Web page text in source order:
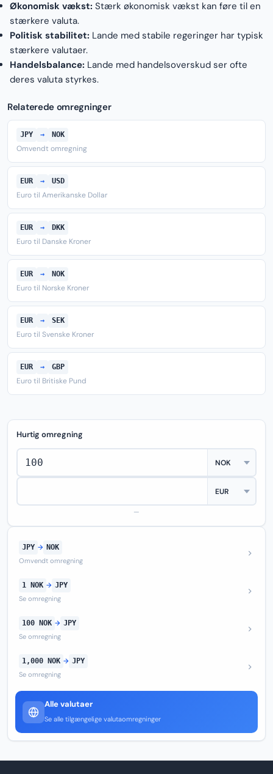
Økonomisk vækst: Stærk økonomisk vækst kan føre til en
stærkere valuta.
Politisk stabilitet: Lande med stabile regeringer har typisk
stærkere valutaer.
Handelsbalance: Lande med handelsoverskud ser ofte
deres valuta styrkes.
Relaterede omregninger
JPY → NOK
Omvendt omregning
EUR → USD
Euro til Amerikanske Dollar
EUR → DKK
Euro til Danske Kroner
EUR → NOK
Euro til Norske Kroner
EUR → SEK
Euro til Svenske Kroner
EUR → GBP
Euro til Britiske Pund
Hurtig omregning
—
JPY → NOK
Omvendt omregning
1 NOK → JPY
Se omregning
100 NOK → JPY
Se omregning
1,000 NOK → JPY
Se omregning
Alle valutaer
Se alle tilgængelige valutaomregninger